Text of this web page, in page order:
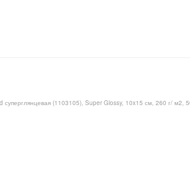
суперглянцевая (1103105), Super Glossy, 10x15 см, 260 г/ м2,